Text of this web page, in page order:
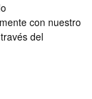
con nuestro
del